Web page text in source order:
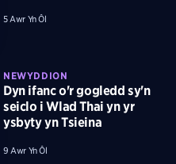
5 Awr Yn Ôl
NEWYDDION
Dyn ifanc o'r gogledd sy'n
seiclo i Wlad Thai yn yr
ysbyty yn Tsieina
9 Awr Yn Ôl